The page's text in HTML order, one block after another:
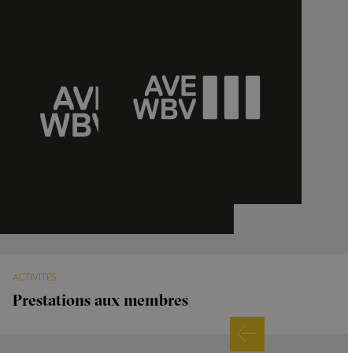
ACTIVITÉS
Prestations aux membres